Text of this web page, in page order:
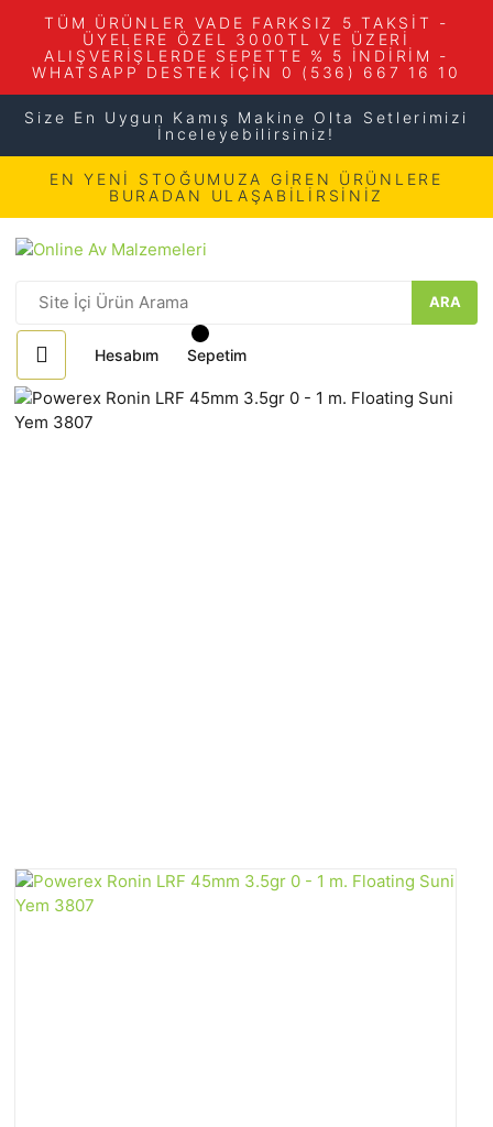
TÜM ÜRÜNLER VADE FARKSIZ 5 TAKSİT -
ÜYELERE ÖZEL 3000TL VE ÜZERİ
ALIŞVERİŞLERDE SEPETTE % 5 İNDİRİM -
WHATSAPP DESTEK İÇİN 0 (536) 667 16 10
Size En Uygun Kamış Makine Olta Setlerimizi
İnceleyebilirsiniz!
EN YENİ STOĞUMUZA GİREN ÜRÜNLERE
BURADAN ULAŞABİLİRSİNİZ
ARA
Hesabım Sepetim